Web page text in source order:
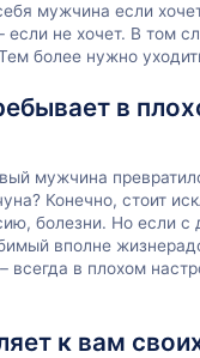
мужчина если
если не хочет. В том
более нужно
в
мужчина
Конечно, стоит
болезни. Но если с
вполне
всегда в плохом
к вам